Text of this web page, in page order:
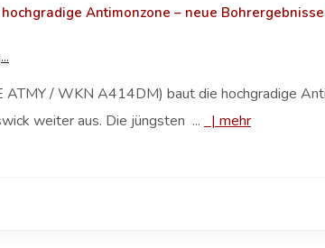
Antimonzone – neue
ATMY / WKN A414DM) baut die hochgradige
weiter aus. Die jüngsten ... |mehr